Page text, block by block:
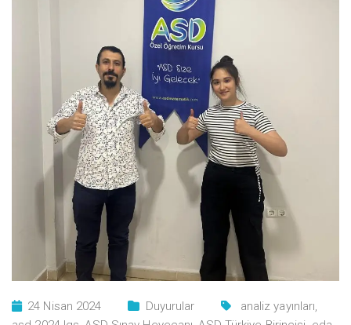
24 Nisan 2024 Duyurular analiz yayınları,